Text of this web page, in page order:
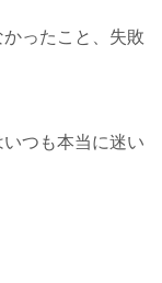
ったこと、失敗
つも本当に迷い